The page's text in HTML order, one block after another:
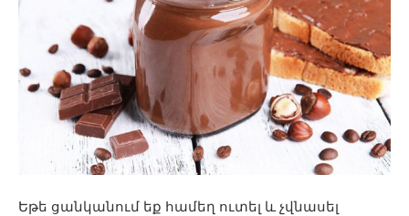
Եթե ցանկանում եք համեղ ուտել և չվնասել